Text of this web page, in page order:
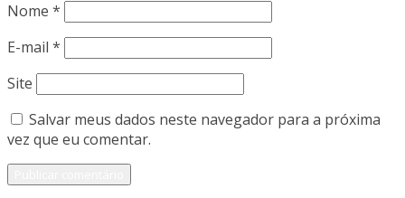
Nome *
E-mail *
Site
Salvar meus dados neste navegador para a próxima
vez que eu comentar.